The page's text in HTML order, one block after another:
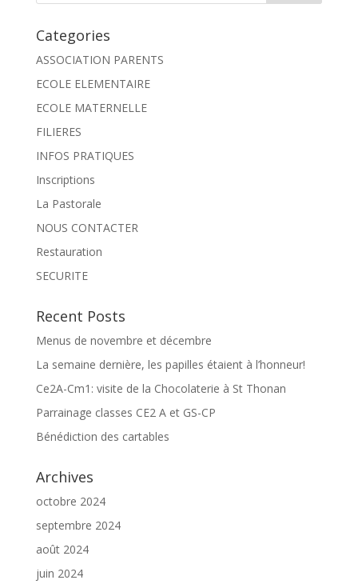
Categories
ASSOCIATION PARENTS
ECOLE ELEMENTAIRE
ECOLE MATERNELLE
FILIERES
INFOS PRATIQUES
Inscriptions
La Pastorale
NOUS CONTACTER
Restauration
SECURITE
Recent Posts
Menus de novembre et décembre
La semaine dernière, les papilles étaient à l’honneur!
Ce2A-Cm1: visite de la Chocolaterie à St Thonan
Parrainage classes CE2 A et GS-CP
Bénédiction des cartables
Archives
octobre 2024
septembre 2024
août 2024
juin 2024